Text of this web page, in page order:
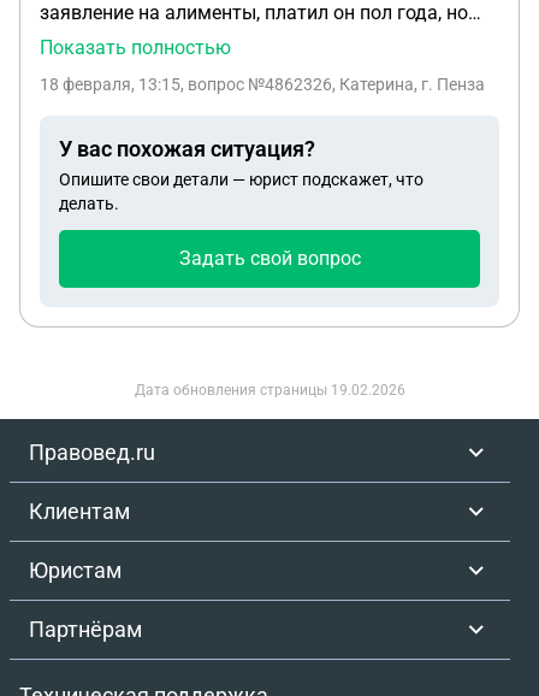
заявление на алименты, платил он пол года, но
потом как написано что я забрала документы, но
подать, мне нужно в суд или к приставам?
Показать полностью
18 февраля, 13:15, вопрос №4862326, Катерина, г. Пенза
У вас похожая ситуация?
Опишите свои детали — юрист подскажет, что
делать.
Задать свой вопрос
Дата обновления страницы 19.02.2026
Правовед.ru
Клиентам
Юристам
Партнёрам